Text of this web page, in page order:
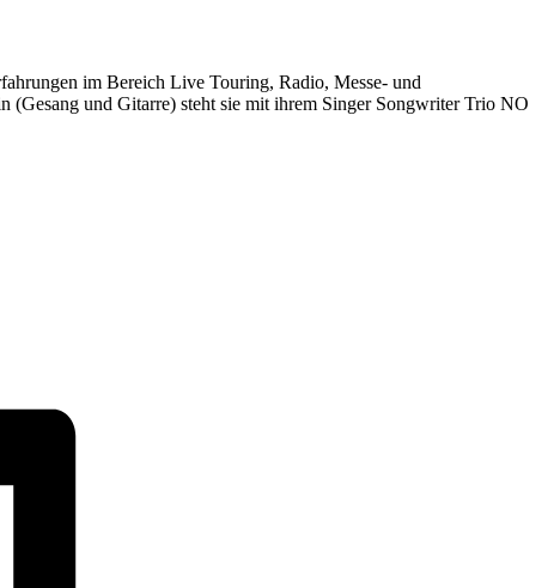
im Bereich Live Touring, Radio, Messe- und
und Gitarre) steht sie mit ihrem Singer Songwriter Trio NO